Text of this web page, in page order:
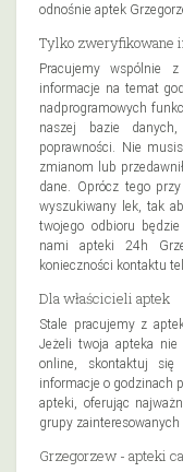
odnośnie aptek
Tylko zweryfikowane
Pracujemy wspólnie
informacje na temat
nadprogramowych
naszej bazie
poprawności. Nie
zmianom lub
dane. Oprócz tego
wyszukiwany lek, tak
twojego odbioru
nami apteki 24h
konieczności kontaktu
Dla właścicieli aptek
Stale pracujemy z
Jeżeli twoja apteka nie
online, skontaktuj
informacje o godzinach
apteki, oferując
grupy zainteresowanych
Grzegorzew - apteki